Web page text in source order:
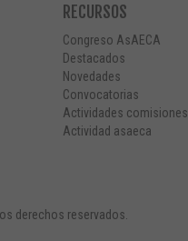
RECURSOS
Congreso AsAECA
Destacados
Novedades
Convocatorias
Actividades comisiones
Actividad asaeca
derechos reservados.